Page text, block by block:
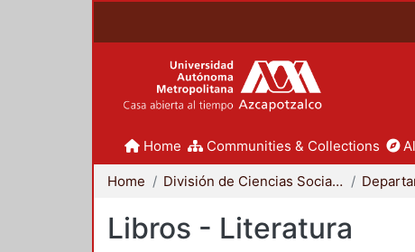
Home Communities & Collections
Home División de Ciencias Sociales y Humanidades
Libros - Literatura